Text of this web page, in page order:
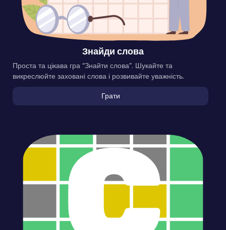
Знайди слова
Проста та цікава гра “Знайти слова”. Шукайте та
викреслюйте заховані слова і розвивайте уважність.
Грати